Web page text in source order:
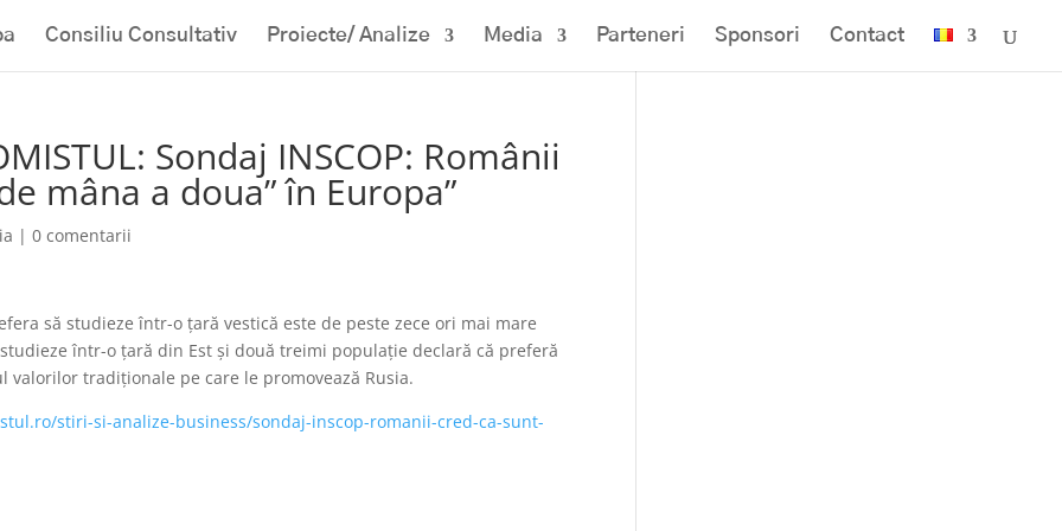
Consiliu Consultativ Proiecte/ Analize Media Parteneri Sponsori Contact
Sondaj INSCOP: Românii
mâna a doua” în Europa”
|0 comentarii
să studieze într-o țară vestică este de peste zece ori mai mare
într-o țară din Est și două treimi populație declară că preferă
tradiționale pe care le promovează Rusia.
stiri-si-analize-business/sondaj-inscop-romanii-cred-ca-sunt-